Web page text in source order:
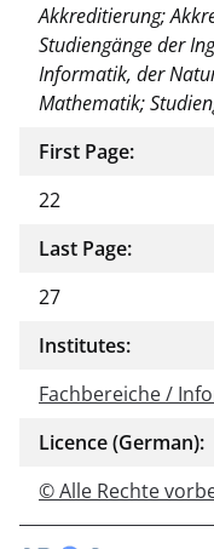
Akkreditierung;
Studiengänge der
Informatik, der
Mathematik;
First Page:
22
Last Page:
27
Institutes:
Fachbereiche /
Licence (German):
© Alle Rechte